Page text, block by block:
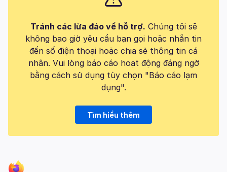
Tránh các lừa đảo về hỗ trợ. Chúng tôi sẽ
không bao giờ yêu cầu bạn gọi hoặc nhắn tin
đến số điện thoại hoặc chia sẻ thông tin cá
nhân. Vui lòng báo cáo hoạt động đáng ngờ
bằng cách sử dụng tùy chọn "Báo cáo lạm
dụng".
Tìm hiểu thêm